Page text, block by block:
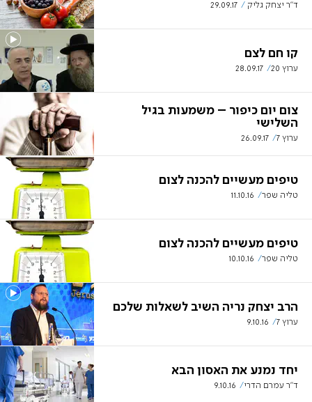
ד"ר יצחק גליק 29.09.17
קו חם לצם
ערוץ 20 28.09.17
צום יום כיפור – משמעות בגיל
השלישי
ערוץ 7 26.09.17
טיפים מעשיים להכנה לצום
טליה שפר 11.10.16
טיפים מעשיים להכנה לצום
טליה שפר 10.10.16
הרב יצחק נריה השיב לשאלות שלכם
ערוץ 7 9.10.16
יחד נמנע את האסון הבא
ד"ר עמרם הדרי 9.10.16